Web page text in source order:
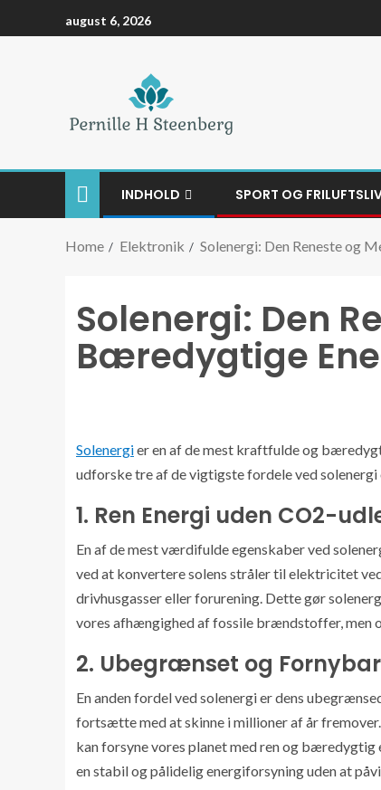
august 6, 2026
INDHOLD SPORT OG
Home Elektronik Solenergi: Den Reneste og
Solenergi: Den
Bæredygtige
Solenergier en af de mest kraftfulde og
udforske tre af de vigtigste fordele ved
1. Ren Energi uden CO2-
En af de mest værdifulde egenskaber ved
ved at konvertere solens stråler til elektricitet
drivhusgasser eller forurening. Dette gør
vores afhængighed af fossile brændstoffer,
2. Ubegrænset og
En anden fordel ved solenergi er dens
fortsætte med at skinne i millioner af år
kan forsyne vores planet med ren og
en stabil og pålidelig energiforsyning uden at